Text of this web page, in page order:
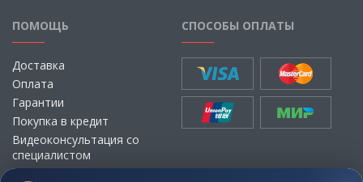
ПОМОЩЬ
Доставка
Оплата
Гарантии
Покупка в кредит
Видеоконсультация со
специалистом
Выбор ткани для мебели без
СПОСОБЫ ОПЛАТЫ